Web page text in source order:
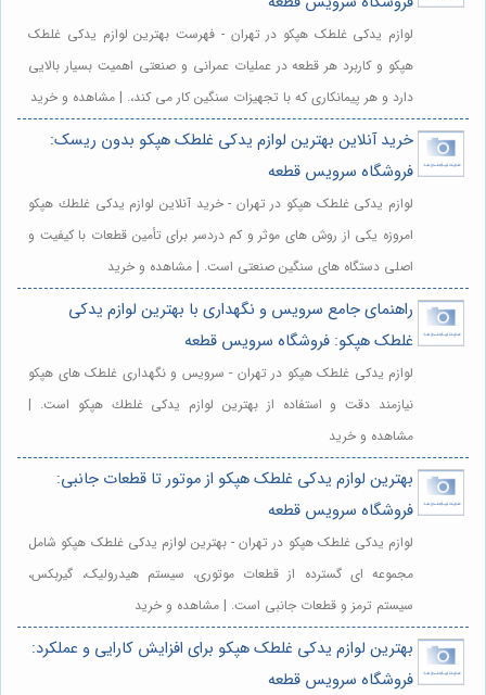
لوازم یدکی غلطک هپکو در تهران - فهرست بهترین لوازم یدکی غلطک
هپکو و کاربرد هر قطعه در عملیات عمرانی و صنعتی اهمیت بسیار بالایی
دارد و هر پیمانکاری که با تجهیزات سنگین کار می کند،. | مشاهده و خرید
خرید آنلاین بهترین لوازم یدکی غلطک هپکو بدون ریسک:
فروشگاه سرویس قطعه
لوازم یدکی غلطک هپکو در تهران - خرید آنلاین لوازم يدكى غلطك هپكو
امروزه یکی از روش های موثر و کم دردسر برای تأمین قطعات با کیفیت و
اصلی دستگاه های سنگین صنعتی است. | مشاهده و خرید
راهنمای جامع سرویس و نگهداری با بهترین لوازم یدکی
غلطک هپکو: فروشگاه سرویس قطعه
لوازم یدکی غلطک هپکو در تهران - سرویس و نگهداری غلطک های هپکو
نیازمند دقت و استفاده از بهترین لوازم يدكى غلطك هپكو است. |
مشاهده و خرید
بهترین لوازم یدکی غلطک هپکو از موتور تا قطعات جانبی:
فروشگاه سرویس قطعه
لوازم یدکی غلطک هپکو در تهران - بهترین لوازم یدکی غلطک هپکو شامل
مجموعه ای گسترده از قطعات موتوری، سیستم هیدرولیک، گیربکس،
سیستم ترمز و قطعات جانبی است. | مشاهده و خرید
بهترین لوازم یدکی غلطک هپکو برای افزایش کارایی و عملکرد:
فروشگاه سرویس قطعه